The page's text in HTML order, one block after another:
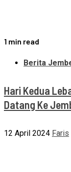
1 min read
Berita
Hari Kedua
Datang Ke
12 April 2024 Faris